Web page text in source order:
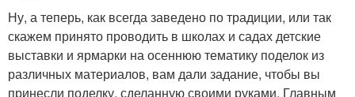
Ну, а теперь, как всегда заведено по традиции, или так
скажем принято проводить в школах и садах детские
выставки и ярмарки на осеннюю тематику поделок из
различных материалов, вам дали задание, чтобы вы
принесли поделку, сделанную своими руками. Главным